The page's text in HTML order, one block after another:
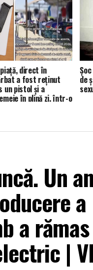
direct în
a fost reținut
un pistol și a
în plină zi, într-o
de
Un
a
a
|